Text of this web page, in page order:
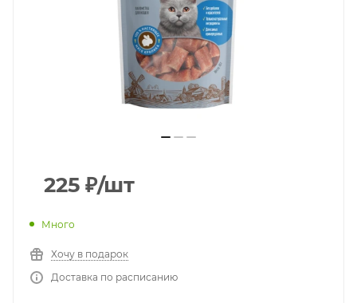
225 ₽/шт
Много
Хочу в подарок
Доставка по расписанию